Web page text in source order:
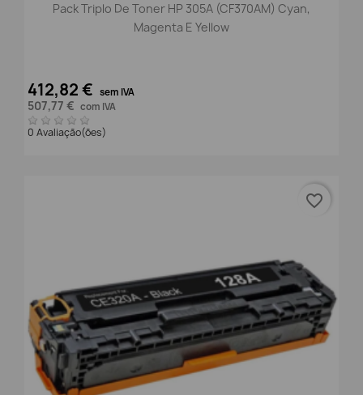
Pack Triplo De Toner HP 305A (CF370AM) Cyan,
Magenta E Yellow
412,82 € sem IVA
507,77 € com IVA
0 Avaliação(ões)
favorite_border